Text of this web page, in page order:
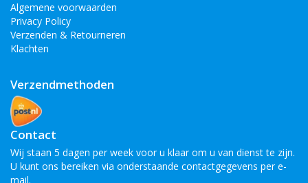
Algemene voorwaarden
Privacy Policy
Verzenden & Retourneren
Klachten
Verzendmethoden
Contact
Wij staan 5 dagen per week voor u klaar om u van dienst te zijn.
U kunt ons bereiken via onderstaande contactgegevens per e-
mail.